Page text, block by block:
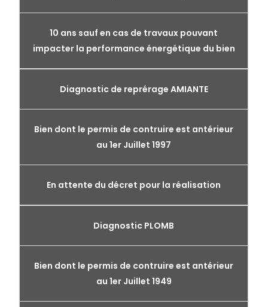
10 ans sauf en cas de travaux pouvant
impacter la performance énergétique du bien
Diagnostic de reprérage AMIANTE
Bien dont le permis de contruire est antérieur
au 1er Juillet 1997
En attente du décret pour la réalisation
Diagnostic PLOMB
Bien dont le permis de contruire est antérieur
au 1er Juillet 1949